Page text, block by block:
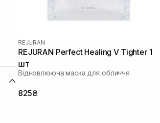
REJURAN
REJURAN Perfect Healing V Tighter 1
шт
Відновлююча маска для обличчя
825₴